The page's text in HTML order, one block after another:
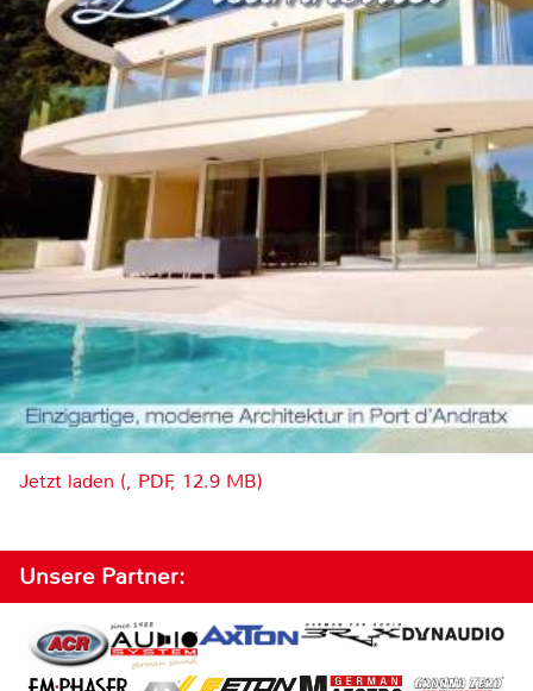
Jetzt laden (, PDF, 12.9 MB)
Unsere Partner: